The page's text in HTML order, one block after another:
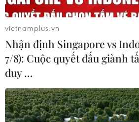
vietnamplus.vn
Nhận định Singapore vs
7/8): Cuộc quyết đấu giành
duy …